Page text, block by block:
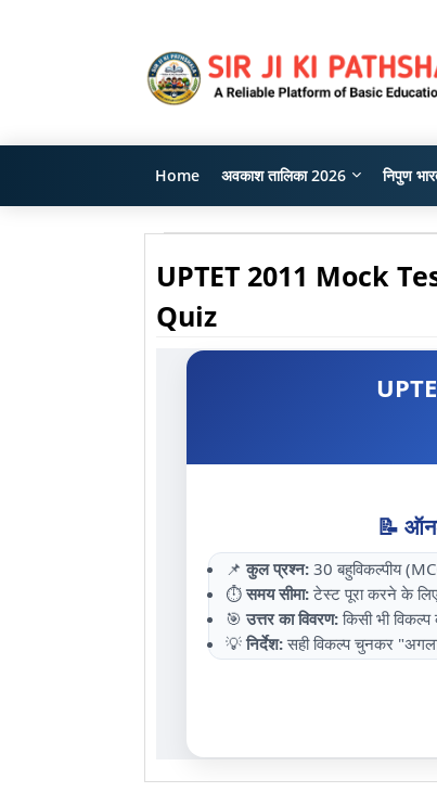
Home अवकाश तालिका 2026 निपुण
UPTET 2011 Mock
Quiz
📝
📌कुल प्रश्न: 30 बहुविकल्पीय
⏱️समय सीमा:टेस्ट पूरा करने के
🎯उत्तर का विवरण:किसी भी विकल्प
💡निर्देश:सही विकल्प चुनकर